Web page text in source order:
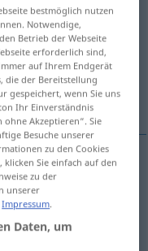
antippen)
bestmöglich nutzen
Notwendige,
Betrieb der Webseite
erforderlich sind,
auf Ihrem Endgerät
die der Bereitstellung
gespeichert, wenn Sie uns
Ihr Einverständnis
ohne Akzeptieren“. Sie
Besuche unserer
zu den Cookies
Sie einfach auf den
zu der
unserer
Impressum.
Daten, um